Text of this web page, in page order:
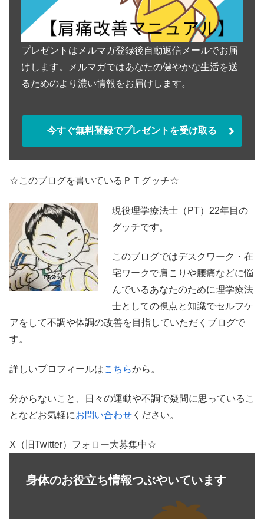
プレゼントはメルマガ登録後自動返信メールでお届
けします。メルマガではあなたの健やかな生活を送
るためのより濃い情報をお届けします。
今すぐ無料登録でプレゼントを受け取る
☆このブログを書いているＰＴグッチ☆
現役理学療法士（PT）22年目の
グッチです。
このブログではデスクワーク・在
宅ワークで肩こりや腰痛などに悩
んでいるあなたのために理学療法
士としての視点と知識でセルフケ
アをして不調や体調の改善を目指していただくブログで
す。
詳しいプロフィールはこちらから。
分からないこと、日々の運動や不調で疑問に思っているこ
となどお気軽にお問い合わせ ください。
X（旧Twitter）フォロー大募集中☆
身体のお役立ち情報つぶやいています